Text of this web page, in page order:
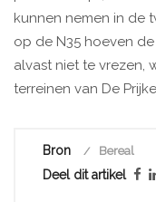
kunnen nemen in de
op de N35 hoeven
alvast niet te vrezen,
terreinen van De
Bron Bereal
Deel dit artikel